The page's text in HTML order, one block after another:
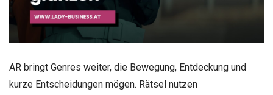
AR bringt Genres weiter, die Bewegung, Entdeckung und
kurze Entscheidungen mögen. Rätsel nutzen